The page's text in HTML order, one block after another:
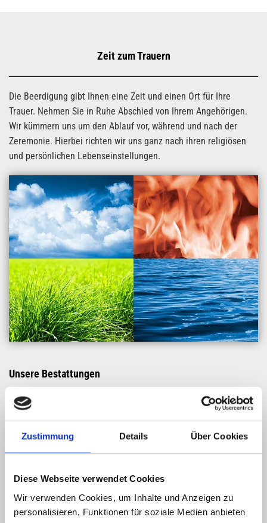
Zustimmung Details Über Cookies
Diese Webseite verwendet Cookies
Wir verwenden Cookies, um Inhalte und Anzeigen zu
personalisieren, Funktionen für soziale Medien anbieten
Zeit zum Trauern
Die Beerdigung gibt Ihnen eine Zeit und einen Ort für Ihre
Trauer. Nehmen Sie in Ruhe Abschied von Ihrem Angehörigen.
Wir kümmern uns um den Ablauf vor, während und nach der
Zeremonie. Hierbei richten wir uns ganz nach ihren religiösen
und persönlichen Lebenseinstellungen.
Unsere Bestattungen
Erdbestattung
konventionellste Bestattungsart. Der Mensch ist hier Teil der
Natur, der wieder der Natur anvertraut wird. Hierfür gibt es
Bei der Einäscherung wird das Ende der Körperlichkeit sehr
bewusst realisiert. In deutschen Großstädten sind inzwischen